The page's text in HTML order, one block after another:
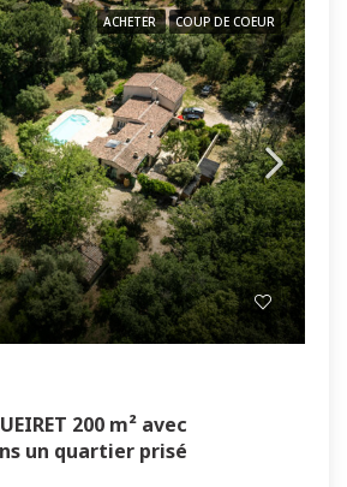
ACHETER COUP DE COEUR
200 m² avec
un quartier prisé